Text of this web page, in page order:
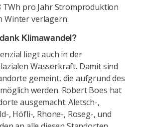
TWh pro Jahr Stromproduktion
Winter verlagern.
Klimawandel?
liegt auch in der
Wasserkraft. Damit sind
gemeint, die aufgrund des
werden. Robert Boes hat
ausgemacht: Aletsch-,
, Höfli-, Rhone-, Roseg-, und